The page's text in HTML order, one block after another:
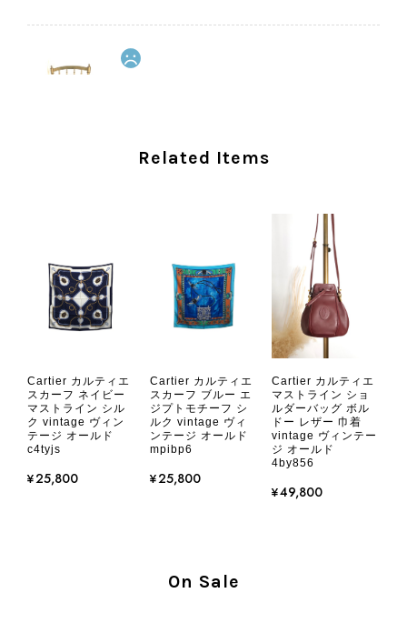
外装内装ともにAランクの商品を購入しました。 しかし、実際に
状態ではありません。 ヴィンテージ品であることは理解してお
り、多少の経年劣化は承知のうえで購入しています。 しかし、こ
のような状態であれば、商品説明や掲載写真で事前に明記してい
ただくべきだと思います。 実は以前こちらで購入した際にも、写
真には写っていない内側部分に目立つ汚れがありました。 そのと
きはたまたまだと思っていましたが、今回も掲載内容だけでは判
断できない状態の商品が届きとても残念です。 決して安い買い物
で購入することはないですが、同じような思いをする購入者が出
ないよう、商品の状態をより正確に記載し、見えない部分も含め
て写真や説明で分かるよう改善していただきたいです。
この度は、楽しみにお待ちいただいた
商品で、衛生面へのご不安を含め、残
苦しく感じております。 今回の商品
Related Items
Cartier カルティエ
スカーフ ネイビー
マストライン シル
ク vintage ヴィン
テージ オールド
c4tyjs
¥25,800
Cartier カルティエ
スカーフ ブルー エ
ジプトモチーフ シ
ルク vintage ヴィ
ンテージ オールド
mpibp6
¥25,800
Cartier カルティエ
マストライン ショ
ルダーバッグ ボル
ドー レザー 巾着
vintage ヴィンテー
ジ オールド
4by856
¥49,800
On Sale